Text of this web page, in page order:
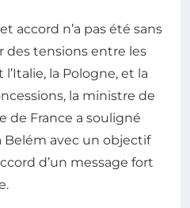
accord n’a pas été sans
des tensions entre les
la Pologne, et la
la ministre de
de France a souligné
Belém avec un objectif
d’un message fort